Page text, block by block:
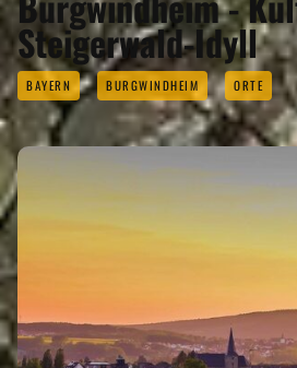
Steigerwald-Idyll
BAYERN BURGWINDHEIM ORTE